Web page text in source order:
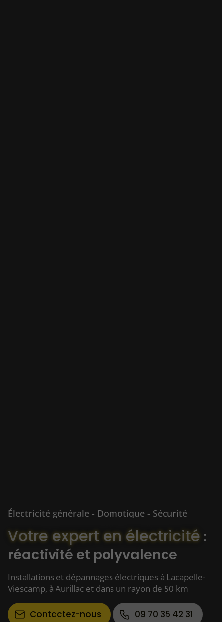
Électricité générale - Domotique - Sécurité
Votre expert en électricité :
réactivité et polyvalence
Installations et dépannages électriques à Lacapelle-
Viescamp, à Aurillac et dans un rayon de 50 km
Contactez-nous 09 70 35 42 31